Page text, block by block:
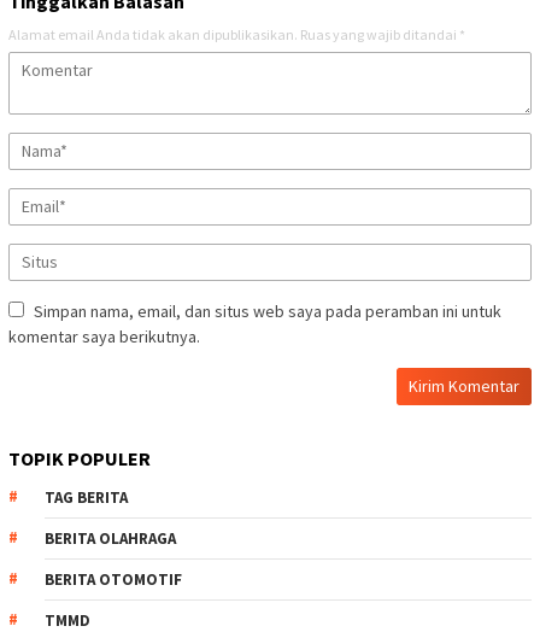
Alamat email Anda tidak akan dipublikasikan. Ruas yang wajib ditandai *
Simpan nama, email, dan situs web saya pada peramban ini untuk
komentar saya berikutnya.
TOPIK POPULER
TAG BERITA
BERITA OLAHRAGA
BERITA OTOMOTIF
TMMD